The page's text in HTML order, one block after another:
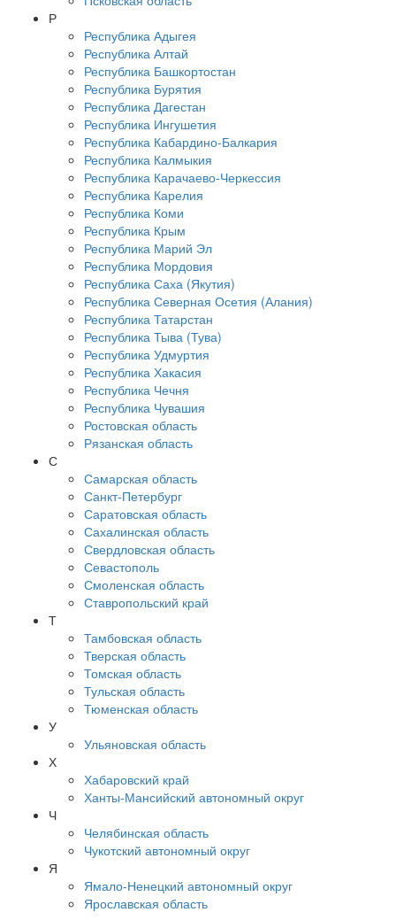
Р
Республика Адыгея
Республика Алтай
Республика Башкортостан
Республика Бурятия
Республика Дагестан
Республика Ингушетия
Республика Кабардино-Балкария
Республика Калмыкия
Республика Карачаево-Черкессия
Республика Карелия
Республика Коми
Республика Крым
Республика Марий Эл
Республика Мордовия
Республика Саха (Якутия)
Республика Северная Осетия (Алания)
Республика Татарстан
Республика Тыва (Тува)
Республика Удмуртия
Республика Хакасия
Республика Чечня
Республика Чувашия
Ростовская область
Рязанская область
С
Самарская область
Санкт-Петербург
Саратовская область
Сахалинская область
Свердловская область
Севастополь
Смоленская область
Ставропольский край
Т
Тамбовская область
Тверская область
Томская область
Тульская область
Тюменская область
У
Ульяновская область
Х
Хабаровский край
Ханты-Мансийский автономный округ
Ч
Челябинская область
Чукотский автономный округ
Я
Ямало-Ненецкий автономный округ
Ярославская область